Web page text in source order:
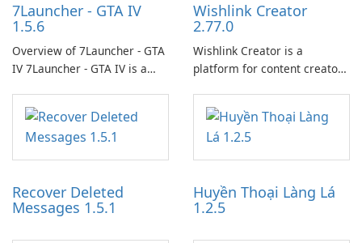
7Launcher - GTA IV
1.5.6
Overview of 7Launcher - GTA
IV 7Launcher - GTA IV is a
application designed to
optimize the gaming
experience for Grand Theft
Auto IV.
Wishlink Creator
2.77.0
Wishlink Creator is a
platform for content creators
work through built-in brand
partnerships and integrated
tools for content distribution
and audience engagement.
Recover Deleted
Messages 1.5.1
Huyền Thoại Làng Lá
1.2.5